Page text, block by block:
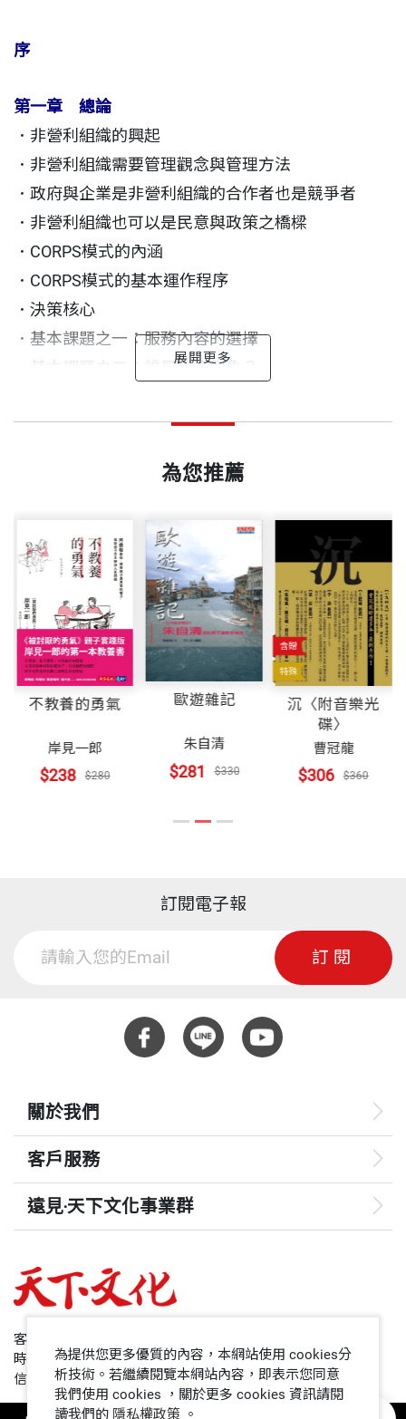
序
第一章 總論
．非營利組織的興起
．非營利組織需要管理觀念與管理方法
．政府與企業是非營利組織的合作者也是競爭者
．非營利組織也可以是民意與政策之橋樑
．CORPS模式的內涵
．CORPS模式的基本運作程序
．決策核心
．基本課題之一：服務內容的選擇
．基本課題之二：誰是服務對象？
．基本課題之四：財力與物力資源
．基本課題之六：決策核心的運作
．大學與政黨也都可以用CORPS模式分析
．以成員為核心之非營利組織
．FUNDING ORGANIZATION
．其他CORPS不全之非營利組織
．非營利組織的其他分類方法
．非營利組織當然可以收費
．非營利組織與營利組織有時是程度問題
．在CORPS模式中，企業是特例
．使命與宗旨的永續性
．策略選擇的可能方向（二）
．垂直整合與多角化（一）
．組織成長的考量
．組織遠景的描述：策略形態
．「P」與「C」的集中或分散
．C、P、R 間之轉換
．合縱連橫
．CORPS五者平衡的追求
．競爭的正面意義
．合作策略（一）
．合作策略（二）
近年來，針對國內非營利組織蓬勃發展所帶來的強烈
需求，許多學者已致力於非營利組織的學術研究與探
討，也舉辦過很多全國性的學術研討會，研究成果頗
為可觀。然而這些學術研究，對非營利組織的實際經
營管理者而言，似乎稍嫌深奧。在現階段，他們可能
還需要一些更基礎、更全面、更淺近的入門書籍。這
是本書寫作的最基本目的，也是本書的定位。
淺近基本，實務導向
第二項特色是本書所發展的「CORPS」模式，並以此
模式說明書中大部分的觀念。簡言之，CORPS模式即
是將非營利組織中的幾個重要因素：人員、資金、作
業、使命等組合成一個整體概念，而這些因素既可分
關係。經由此一模式，我們可以吸納各門各派的理論
第三項特色是對照每篇短文所附的觀念圖。心理學指
出，「圖像思考」對一件事物觀念化的理解、觀念的
著這本書，試著將每一篇短文所想表達的重點，用觀
念圖表現出來。我希望讀者在閱讀一篇短文後，再參
考附圖，可以加深了解。
第四項特色是內容與主題的本土化。本書內容是由本
土非營利組織的問題與經驗出發，因此所包括的主
政治大學名譽講座教授
美國西北大學企業管理博士(1976)
美國伊利諾大學企業管理碩士(1973)
政治大學企業管理系畢業(1970)
經歷
政治大學副校長
政治大學企業管理學系系主任
財團法人商業發展研究院董事長
化，2016修訂再版）
《管理學的新世界》（天下文化，2013修訂再版）
《司徒達賢談個案教學：聽說讀想的修鍊》（天下文
《家族企業的治理、傳承與接班》（天下文化，202
《為管理定位》（天下雜誌叢書，1998）
《管理挑戰新世紀》（天下雜誌叢書，2000）
《打造未來領導人：管理教育與大學發展》（天下雜
《整合的智慧》（天下雜誌叢書，2006）
2006年以後專欄數百餘篇請參見 http://prof-seetoo.b
logspot.com/
榮譽
中華民國管理科學學會「管理獎章」，1998
出版日期 1999/09/15
出版社 天下文化
裝幀 平裝
頁數
重量 460
為您推薦
不教養的勇氣
岸見一郎
$238 $280
歐遊雜記
朱自清
$281 $330
沉〈附音樂光
碟〉
曹冠龍
$306 $360
訂閱電子報
訂閱
關於我們
客戶服務
遠見‧天下文化事業群
哈佛商業評論
領導影響力學院
客服專線：+886 2 2662-0012
時間：週一~週五9:00~12:30;13:30~17:00
信箱：service@cwgv.com.tw
為提供您更多優質的內容，本網站使用 cookies分
析技術。若繼續閱覽本網站內容，即表示您同意
我們使用 cookies ，關於更多 cookies 資訊請閱
讀我們的 隱私權政策 。